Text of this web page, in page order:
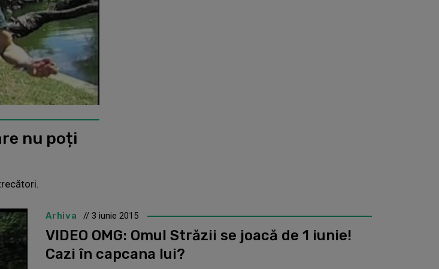
nu poți
Arhiva // 3 iunie 2015
VIDEO OMG: Omul Străzii se joacă de 1 iunie!
Cazi în capcana lui?